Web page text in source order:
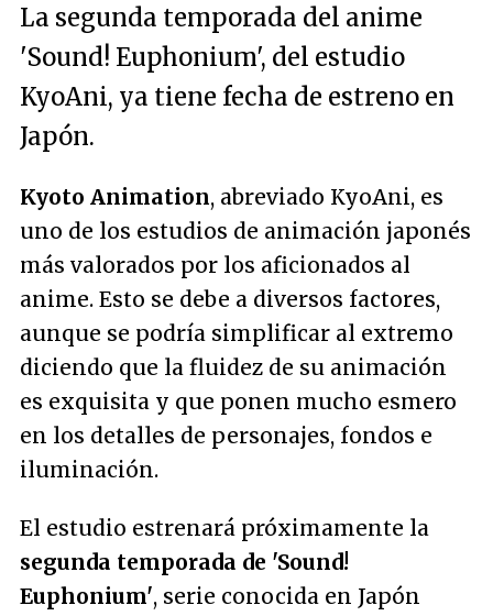
La segunda temporada del anime
'Sound! Euphonium', del estudio
KyoAni, ya tiene fecha de estreno en
Japón.
Kyoto Animation, abreviado KyoAni, es
uno de los estudios de animación japonés
más valorados por los aficionados al
anime. Esto se debe a diversos factores,
aunque se podría simplificar al extremo
diciendo que la fluidez de su animación
es exquisita y que ponen mucho esmero
en los detalles de personajes, fondos e
iluminación.
El estudio estrenará próximamente la
segunda temporada de 'Sound!
Euphonium', serie conocida en Japón